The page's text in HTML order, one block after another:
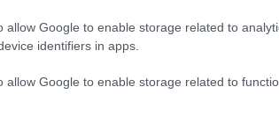
allow Google to enable storage related to
identifiers in apps.
allow Google to enable storage related to